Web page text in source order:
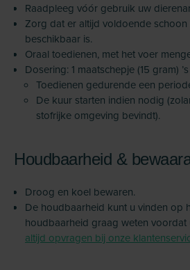
Raadpleeg vóór gebruik uw
Zorg dat er altijd voldoende
beschikbaar is.
Oraal toedienen, met het voer
Dosering: 1 maatschepje (15 gram)
Toedienen gedurende een
De kuur starten indien nodig
stofrijke omgeving bevindt).
Houdbaarheid &
Droog en koel bewaren.
De houdbaarheid kunt u vinden op
houdbaarheid graag weten voordat
altijd opvragen bij onze